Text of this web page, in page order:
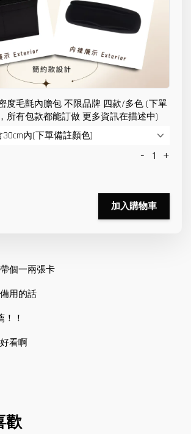
度毛氈內膽包 不限品牌 四款/多色 (下單
所有包款都能訂做 更多資訊在描述中)
- +
加入購物車
個一兩張卡
用的話
！
看啊
歡